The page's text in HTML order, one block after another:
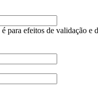
para efeitos de validação e